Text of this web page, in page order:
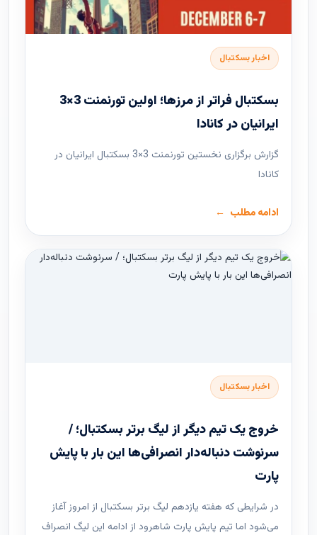
اخبار بسکتبال
بسکتبال فراتر از مرزها؛ اولین تورنمنت 3×3
ایرانیان در کانادا
گزارش برگزاری نخستین تورنمنت 3×3 بسکتبال ایرانیان در
کانادا
ادامه مطلب
اخبار بسکتبال
خروج یک تیم دیگر از لیگ برتر بسکتبال؛ /
سرنوشت دنباله‌دار انصرافی‌ها این بار با پایش
پارت
در شرایطی که هفته یازدهم لیگ ‌برتر بسکتبال از امروز آغاز
می‌شود اما تیم پایش پارت شاهرود از ادامه این لیگ انصراف